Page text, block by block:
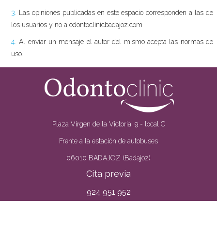
3.
Las opiniones publicadas en este espacio corresponden a las de
los usuarios y no a odontoclinicbadajoz.com
4. Al enviar un mensaje el autor del mismo acepta las normas de
uso.
Plaza Virgen de la Victoria, 9 - local C
Frente a la estación de autobuses
06010 BADAJOZ (Badajoz)
Cita previa
924 951 952